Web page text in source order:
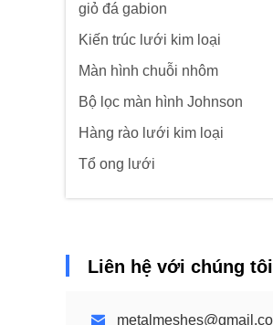
giỏ đá gabion
Kiến trúc lưới kim loại
Màn hình chuỗi nhôm
Bộ lọc màn hình Johnson
Hàng rào lưới kim loại
Tổ ong lưới
Liên hệ với chúng tôi